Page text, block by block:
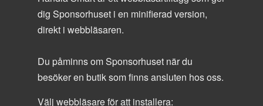
dig Sponsorhuset i en minifierad version,
direkt i webbläsaren.
Du påminns om Sponsorhuset när du
besöker en butik som finns ansluten hos oss.
Välj webbläsare för att installera: